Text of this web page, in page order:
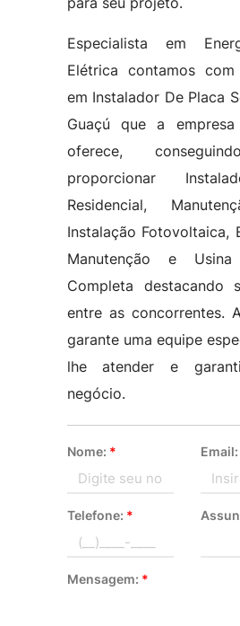
Especialista em
Elétrica contamos
em Instalador De Placa
Guaçú que a empresa
oferece,
proporcionar
Residencial,
Instalação Fotovoltaica,
Manutenção e Usina
Completa destacando
entre as concorrentes.
garante uma equipe
lhe atender e
negócio.
Nome: * Email:
Telefone: *
Mensagem: *